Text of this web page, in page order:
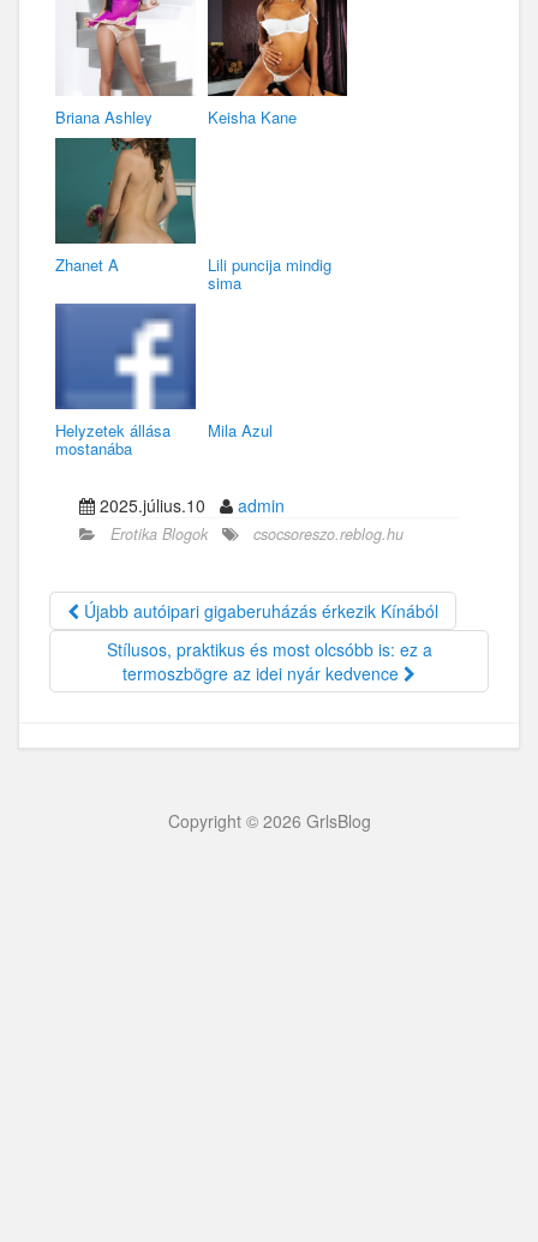
Briana Ashley Keisha Kane
Zhanet A Lili puncija mindig
sima
Helyzetek állása
mostanába
Mila Azul
2025.július.10 admin
Erotika Blogok csocsoreszo.reblog.hu
Újabb autóipari gigaberuházás érkezik Kínából
Stílusos, praktikus és most olcsóbb is: ez a
termoszbögre az idei nyár kedvence
Copyright © 2026 GrlsBlog